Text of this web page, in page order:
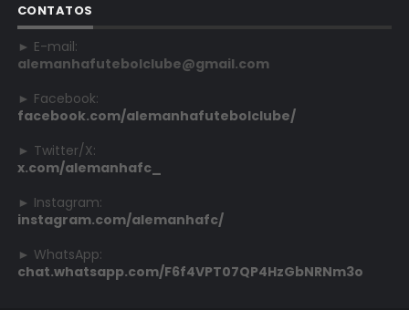
CONTATOS
► E-mail:
alemanhafutebolclube@gmail.com
► Facebook:
facebook.com/alemanhafutebolclube/
► Twitter/X:
x.com/alemanhafc_
► Instagram:
instagram.com/alemanhafc/
► WhatsApp:
chat.whatsapp.com/F6f4VPT07QP4HzGbNRNm3o